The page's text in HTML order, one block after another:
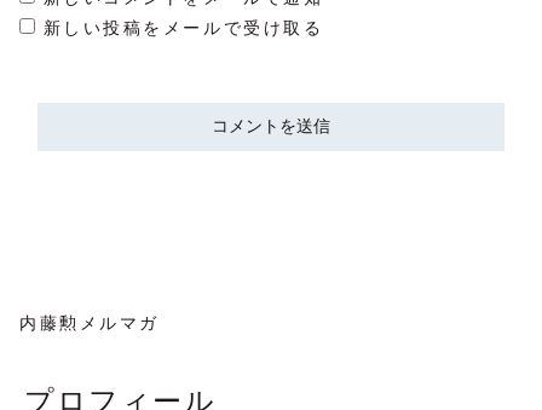
新しい投稿をメールで受け取る
内藤勲メルマガ
プロフィール